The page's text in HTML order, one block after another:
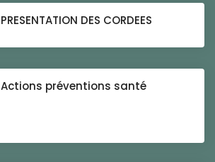
PRESENTATION DES CORDEES
Actions préventions santé